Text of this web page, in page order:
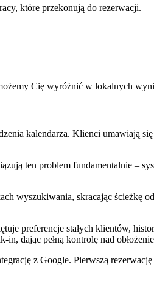
które przekonują do rezerwacji.
Cię wyróżnić w lokalnych
kalendarza. Klienci umawiają
ten problem fundamentalnie –
wyszukiwania, skracając ścieżkę
preferencje stałych klientów,
dając pełną kontrolę nad
z Google. Pierwszą